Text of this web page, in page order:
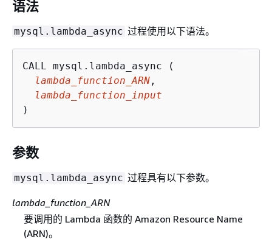
语法
mysql.lambda_async 过程使用以下语法。
CALL mysql.lambda_async (
lambda_function_ARN ,
lambda_function_input
)
参数
mysql.lambda_async 过程具有以下参数。
lambda_function_ARN
要调用的 Lambda 函数的 Amazon Resource Name
(ARN)。